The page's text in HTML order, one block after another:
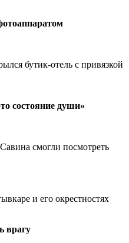
бутик-отель с привязкой
состояние души»
смогли посмотреть
и его окрестностях
врагу